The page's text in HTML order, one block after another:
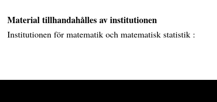
Material tillhandahålles av institutionen
Institutionen för matematik och matematisk statistik :